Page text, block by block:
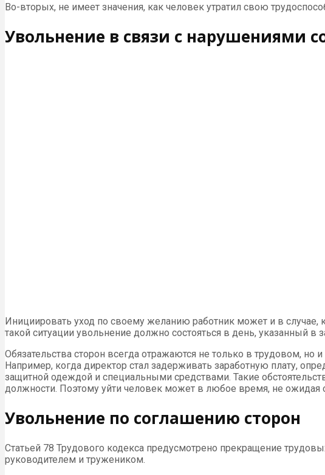
Во-вторых, не имеет значения, как человек утратил свою
Увольнение в связи с нарушениями
Инициировать уход по своему желанию работник может и в случае,
такой ситуации увольнение должно состояться в день, указанный
Обязательства сторон всегда отражаются не только в трудовом,
Например, когда директор стал задерживать заработную плату,
защитной одеждой и специальными средствами. Такие
должности. Поэтому уйти человек может в любое время, не ожидая
Увольнение по соглашению сторон
Статьей 78 Трудового кодекса предусмотрено прекращение
руководителем и тружеником.